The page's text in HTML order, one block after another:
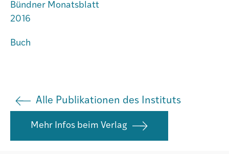
Publikationen
Agenda
Institut
Bündner Monatsblatt
2016
Buch
Alle Publikationen des Instituts
Mehr Infos beim Verlag